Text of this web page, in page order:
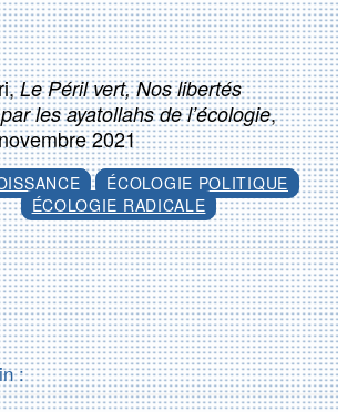
Le Péril vert, Nos libertés
les ayatollahs de l’écologie,
2021
ÉCOLOGIE POLITIQUE
ÉCOLOGIE RADICALE
Facebook X
: